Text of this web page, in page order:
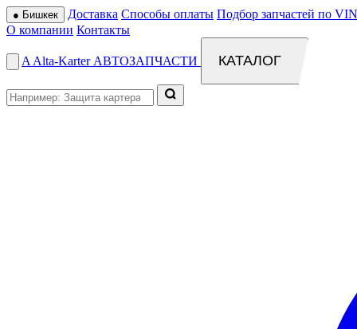
● Бишкек Доставка Способы оплаты Подбор запчастей по
О компании Контакты
A Alta-Karter АВТОЗАПЧАСТИ КАТАЛОГ